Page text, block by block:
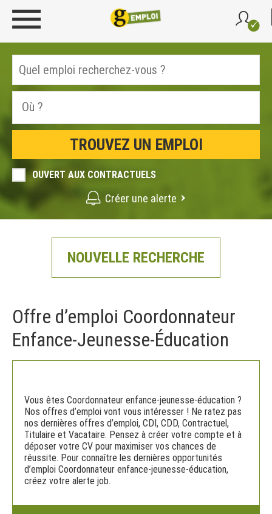
OUVERT AUX CONTRACTUELS
Créer une alerte
NOUVELLE RECHERCHE
Offre d’emploi Coordonnateur
Enfance-Jeunesse-Éducation
Vous êtes Coordonnateur enfance-jeunesse-éducation ?
Nos offres d’emploi vont vous intéresser ! Ne ratez pas
nos dernières offres d’emploi, CDI, CDD, Contractuel,
Titulaire et Vacataire. Pensez à créer votre compte et à
déposer votre CV pour maximiser vos chances de
réussite. Pour connaître les dernières opportunités
d’emploi Coordonnateur enfance-jeunesse-éducation,
créez votre alerte job.